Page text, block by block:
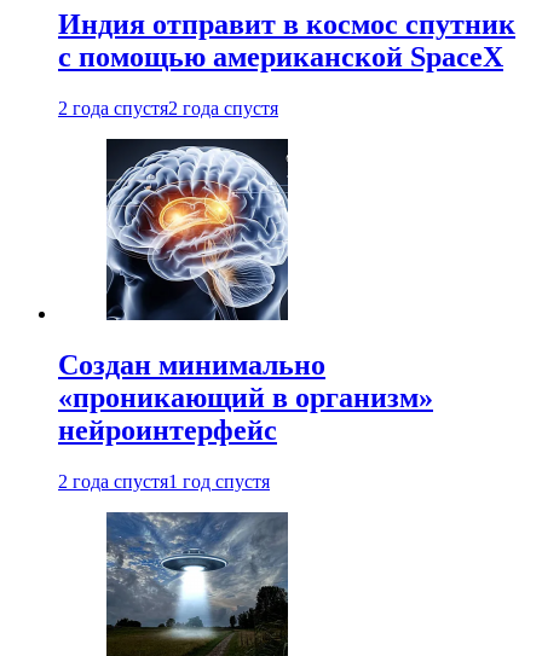
Индия отправит в космос спутник
с помощью американской SpaceX
2 года спустя2 года спустя
Создан минимально
«проникающий в организм»
нейроинтерфейс
2 года спустя1 год спустя